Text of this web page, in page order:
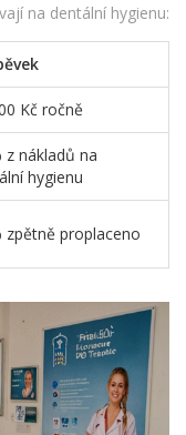
na dentální hygienu:
Kč ročně
z nákladů na
hygienu
zpětně proplaceno